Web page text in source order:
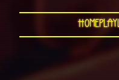
Home